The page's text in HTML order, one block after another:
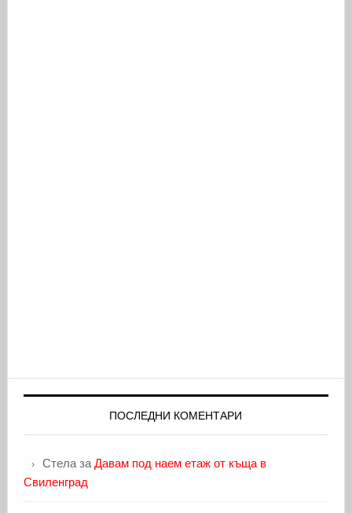
ПОСЛЕДНИ КОМЕНТАРИ
Стелаза Давам под наем етаж от къща в
Свиленград